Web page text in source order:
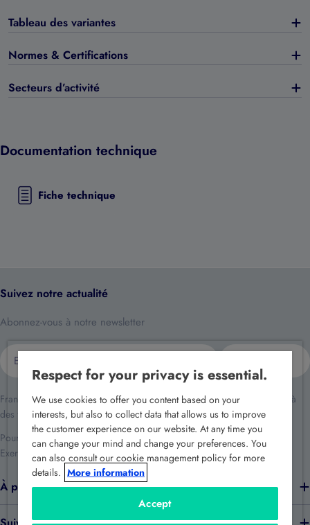
Tableau des variantes
Normes & Certifications
Secteurs d’activité
Documentation technique
Fiche technique
Suivez notre actualité
Abonnez-vous à notre newsletter
mail
France Sécurité traite vos données dans le cadre de la relation client et à
des fins de prospection commerciale.
Pour en savoir plus reportez-vous à notre
politique de confidentialité
Exercez vos droits en écrivant àrgpd@france-securite.fr .
À propos de nous
Respect for your privacy is essential.
We use cookies to offer you content based on your
interests, but also to collect data that allows us to improve
the customer experience on our website. At any time you
can change your mind and change your preferences. You
can also consult our cookie management policy for more
details. More information
Accept